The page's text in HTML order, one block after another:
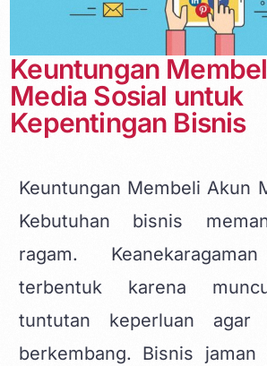
Keuntungan
Media Sosial untuk
Kepentingan Bisnis
Keuntungan Membeli Akun
Kebutuhan bisnis
ragam.
terbentuk karena
tuntutan keperluan agar
berkembang. Bisnis jaman